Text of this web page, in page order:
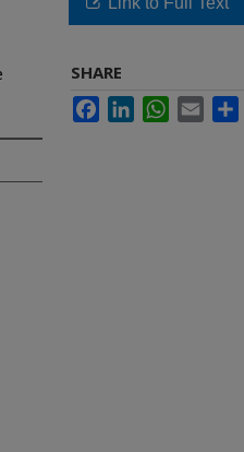
SHARE
FacebookLinkedInWhatsApp
Email